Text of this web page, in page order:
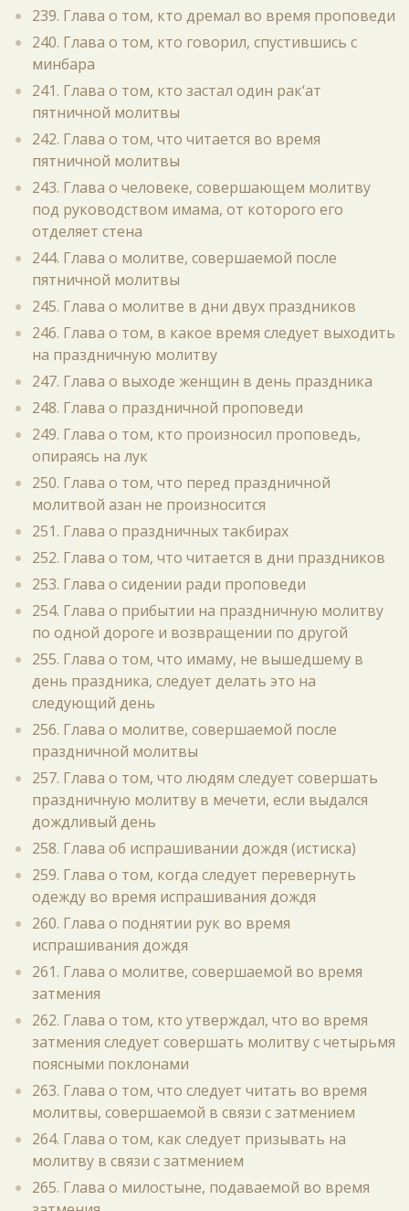
239. Глава о том, кто дремал во время проповеди
240. Глава о том, кто говорил, спустившись с
минбара
241. Глава о том, кто застал один рак‘ат
пятничной молитвы
242. Глава о том, что читается во время
пятничной молитвы
243. Глава о человеке, совершающем молитву
под руководством имама, от которого его
отделяет стена
244. Глава о молитве, совершаемой после
пятничной молитвы
245. Глава о молитве в дни двух праздников
246. Глава о том, в какое время следует выходить
на праздничную молитву
247. Глава о выходе женщин в день праздника
248. Глава о праздничной проповеди
249. Глава о том, кто произносил проповедь,
опираясь на лук
250. Глава о том, что перед праздничной
молитвой азан не произносится
251. Глава о праздничных такбирах
252. Глава о том, что читается в дни праздников
253. Глава о сидении ради проповеди
254. Глава о прибытии на праздничную молитву
по одной дороге и возвращении по другой
255. Глава о том, что имаму, не вышедшему в
день праздника, следует делать это на
следующий день
256. Глава о молитве, совершаемой после
праздничной молитвы
257. Глава о том, что людям следует совершать
праздничную молитву в мечети, если выдался
дождливый день
258. Глава об испрашивании дождя (истиска)
259. Глава о том, когда следует перевернуть
одежду во время испрашивания дождя
260. Глава о поднятии рук во время
испрашивания дождя
261. Глава о молитве, совершаемой во время
затмения
262. Глава о том, кто утверждал, что во время
затмения следует совершать молитву с четырьмя
поясными поклонами
263. Глава о том, что следует читать во время
молитвы, совершаемой в связи с затмением
264. Глава о том, как следует призывать на
молитву в связи с затмением
265. Глава о милостыне, подаваемой во время